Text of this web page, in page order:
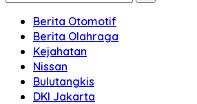
Berita Otomotif
Berita Olahraga
Kejahatan
Nissan
Bulutangkis
DKI Jakarta